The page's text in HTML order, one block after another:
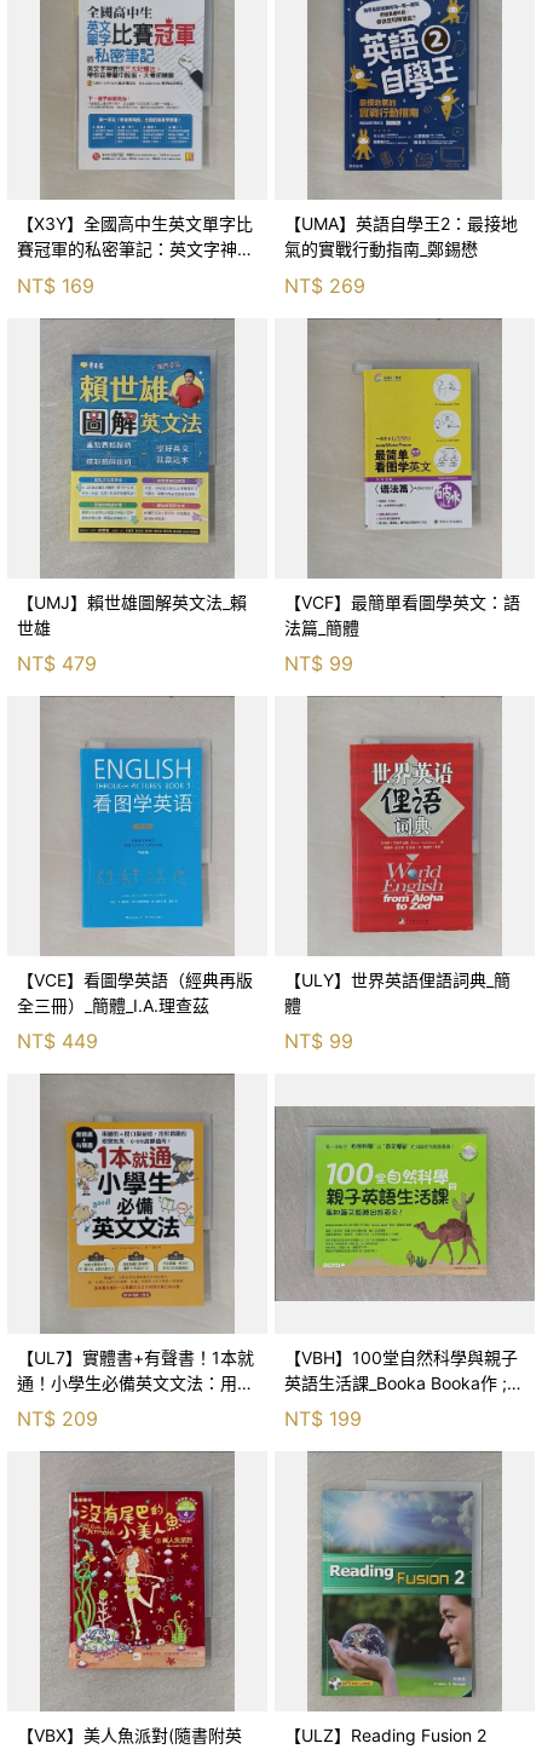
【X3Y】全國高中生英文單字比
賽冠軍的私密筆記：英文字神教
你三大記憶法，帶你從學習中脫
困，大考逆轉勝_莊詠翔
NT$ 169
【UMA】英語自學王2：最接地
氣的實戰行動指南_鄭錫懋
NT$ 269
【UMJ】賴世雄圖解英文法_賴
世雄
NT$ 479
【VCF】最簡單看圖學英文：語
法篇_簡體
NT$ 99
【VCE】看圖學英語（經典再版
全三冊）_簡體_I.A.理查茲
NT$ 449
【ULY】世界英語俚語詞典_簡
體
NT$ 99
【UL7】實體書+有聲書！1本就
通！小學生必備英文文法：用聽
的 + 開口跟著唸.._Open
Thinking Publishing
NT$ 209
【VBH】100堂自然科學與親子
英語生活課_Booka Booka作 ;
張珮婕譯
NT$ 199
【VBX】美人魚派對(隨書附英
【ULZ】Reading Fusion 2